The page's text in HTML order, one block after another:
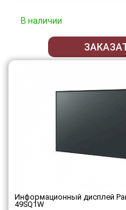
В наличии
Информационный дисплей
49SQ1W